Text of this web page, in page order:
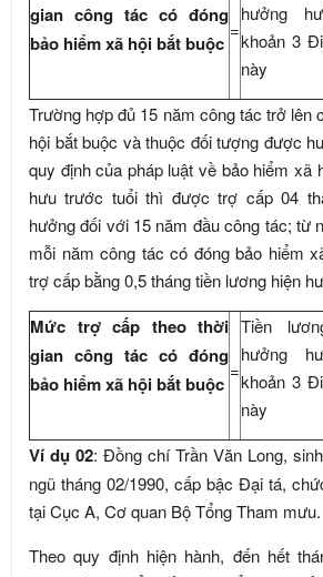
gian công tác có đóng
bảo hiểm xã hội bắt buộc
=
hưởng
khoản 3
này
Trường hợp đủ 15 năm công tác trở lên
hội bắt buộc và thuộc đối tượng được
quy định của pháp luật về bảo hiểm xã
hưu trước tuổi thì được trợ cấp 04
hưởng đối với 15 năm đầu công tác; từ
mỗi năm công tác có đóng bảo hiểm
trợ cấp bằng 0,5 tháng tiền lương hiện
Mức trợ cấp theo thời
gian công tác có đóng
bảo hiểm xã hội bắt buộc
=
Tiền
hưởng
khoản 3
này
Ví dụ 02: Đồng chí Trần Văn Long,
ngũ tháng 02/1990, cấp bậc Đại tá,
tại Cục A, Cơ quan Bộ Tổng Tham mưu.
Theo quy định hiện hành, đến hết